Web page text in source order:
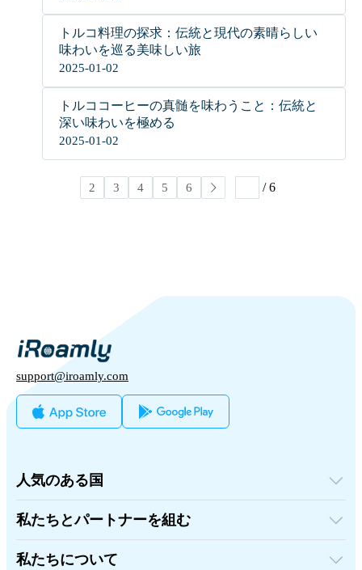
トルコ料理の探求：伝統と現代の素晴らしい
味わいを巡る美味しい旅
2025-01-02
トルココーヒーの真髄を味わうこと：伝統と
深い味わいを極める
2025-01-02
2 3 4 5 6 / 6
support@iroamly.com
人気のある国
アメリカ合衆国
イギリス
トルコ
フランス
タイ
私たちとパートナーを組む
卸売プラットフォーム
紹介して稼ぐ
アフィリエイトプログラム
私たちについて